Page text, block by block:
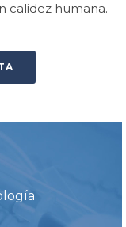
calidez humana.